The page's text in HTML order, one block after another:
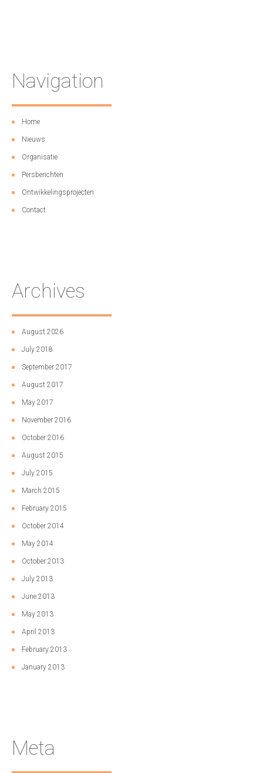
Navigation
Home
Nieuws
Organisatie
Persberichten
Ontwikkelingsprojecten
Contact
Archives
August 2026
July 2018
September 2017
August 2017
May 2017
November 2016
October 2016
August 2015
July 2015
March 2015
February 2015
October 2014
May 2014
October 2013
July 2013
June 2013
May 2013
April 2013
February 2013
January 2013
Meta